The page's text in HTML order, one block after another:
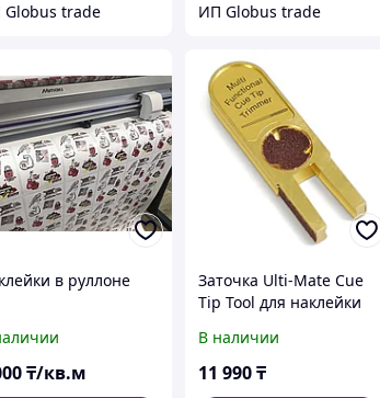
trade ИП Globus trade
в руллоне
₸/кв.м
Заточка Ulti-Mate Cue
Tip Tool для наклейки
В наличии
11 990₸